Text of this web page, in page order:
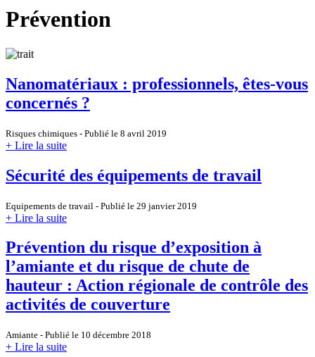
Prévention
Nanomatériaux : professionnels, êtes-vous
concernés ?
Risques chimiques - Publié le 8 avril 2019
+ Lire la suite
Sécurité des équipements de travail
Equipements de travail - Publié le 29 janvier 2019
+ Lire la suite
Prévention du risque d’exposition à
l’amiante et du risque de chute de
hauteur : Action régionale de contrôle des
activités de couverture
Amiante - Publié le 10 décembre 2018
+ Lire la suite